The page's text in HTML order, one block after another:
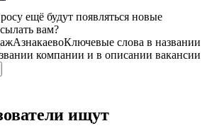
ещё будут появляться новые
вам?
АзнакаевоКлючевые слова в названии
компании и в описании вакансии
ищут